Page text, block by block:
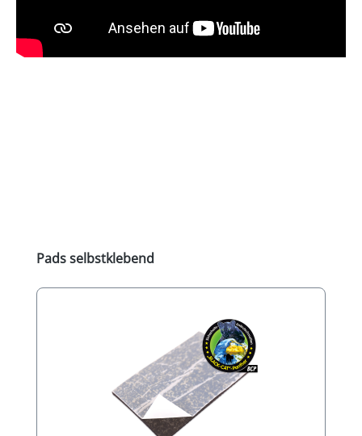
Produktgalerie überspringen
Pads selbstklebend